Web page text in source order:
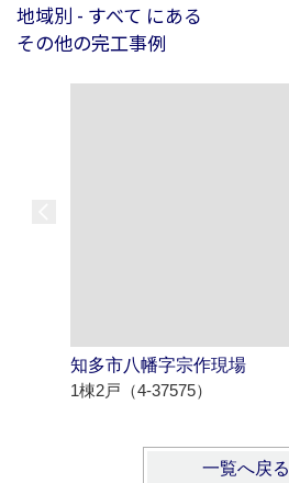
地域別 - すべて にある
その他の完工事例
知多市八幡字宗作現場
1棟2戸（4-37575）
一覧へ戻る